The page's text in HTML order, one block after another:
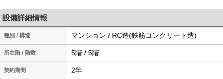
設備詳細情報
種別 / 構造 マンション / RC造(鉄筋コンクリート造)
所在階 / 階数 5階 / 5階
契約期間 2年